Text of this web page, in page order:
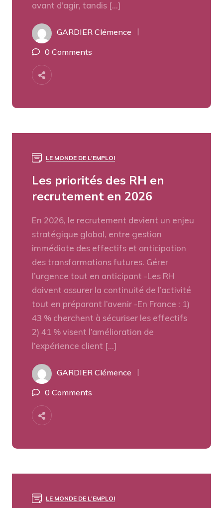
avant d’agir, tandis […]
GARDIER Clémence
0 Comments
LE MONDE DE L'EMPLOI
Les priorités des RH en
recrutement en 2026
En 2026, le recrutement devient un enjeu
stratégique global, entre gestion
immédiate des effectifs et anticipation
des transformations futures. Gérer
l’urgence tout en anticipant -Les RH
doivent assurer la continuité de l’activité
tout en préparant l’avenir -En France : 1)
43 % cherchent à sécuriser les effectifs
2) 41 % visent l’amélioration de
l’expérience client […]
GARDIER Clémence
0 Comments
LE MONDE DE L'EMPLOI